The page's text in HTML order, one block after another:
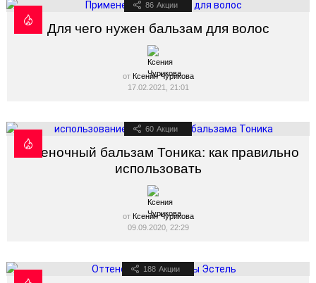
86 Акции
Для чего нужен бальзам для волос
от Ксения Чурикова
17.02.2021, 21:01
60 Акции
Оттеночный бальзам Тоника: как правильно
использовать
от Ксения Чурикова
09.09.2020, 22:29
188 Акции